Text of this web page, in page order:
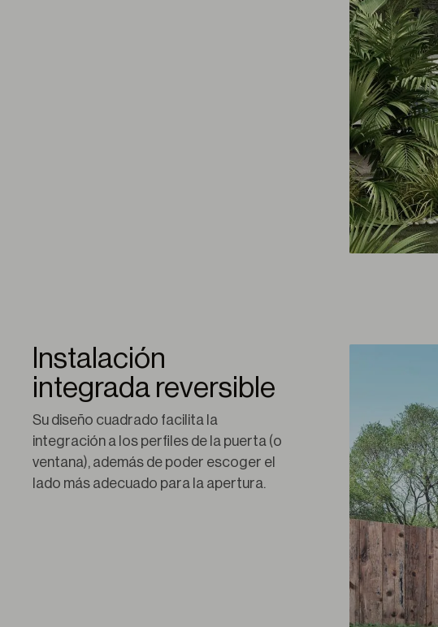
Instalación
integrada reversible
Su diseño cuadrado facilita la
integración a los perfiles de la puerta (o
ventana), además de poder escoger el
lado más adecuado para la apertura.